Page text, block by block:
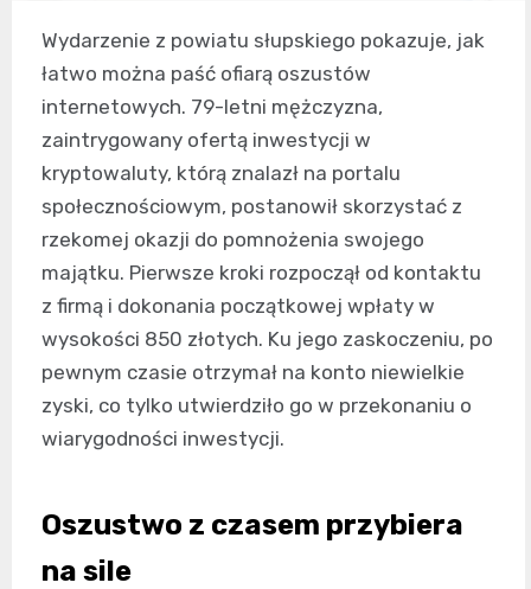
Wydarzenie z powiatu słupskiego pokazuje, jak
łatwo można paść ofiarą oszustów
internetowych. 79-letni mężczyzna,
zaintrygowany ofertą inwestycji w
kryptowaluty, którą znalazł na portalu
społecznościowym, postanowił skorzystać z
rzekomej okazji do pomnożenia swojego
majątku. Pierwsze kroki rozpoczął od kontaktu
z firmą i dokonania początkowej wpłaty w
wysokości 850 złotych. Ku jego zaskoczeniu, po
pewnym czasie otrzymał na konto niewielkie
zyski, co tylko utwierdziło go w przekonaniu o
wiarygodności inwestycji.
Oszustwo z czasem przybiera
na sile